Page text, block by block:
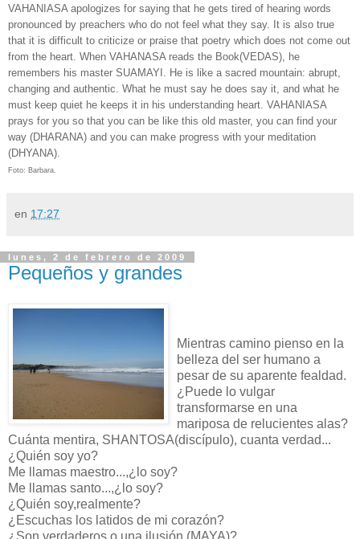
VAHANIASA apologizes for saying that he gets tired of hearing words
pronounced by preachers who do not feel what they say. It is also true
that it is difficult to criticize or praise that poetry which does not come out
from the heart. When VAHANASA reads the Book(VEDAS), he
remembers his master SUAMAYI. He is like a sacred mountain: abrupt,
changing and authentic. What he must say he does say it, and what he
must keep quiet he keeps it in his understanding heart. VAHANIASA
prays for you so that you can be like this old master, you can find your
way (DHARANA) and you can make progress with your meditation
(DHYANA).
Foto: Barbara.
en 17:27
lunes, 2 de febrero de 2009
Pequeños y grandes
Mientras camino pienso en la
belleza del ser humano a
pesar de su aparente fealdad.
¿Puede lo vulgar
transformarse en una
mariposa de relucientes alas?
Cuánta mentira, SHANTOSA(discípulo), cuanta verdad...
¿Quién soy yo?
Me llamas maestro...,¿lo soy?
Me llamas santo...,¿lo soy?
¿Quién soy,realmente?
¿Escuchas los latidos de mi corazón?
¿Son verdaderos o una ilusión (MAYA)?